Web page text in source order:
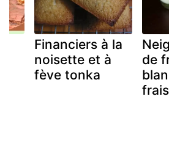
Financiers à la
noisette et à
fève tonka
de